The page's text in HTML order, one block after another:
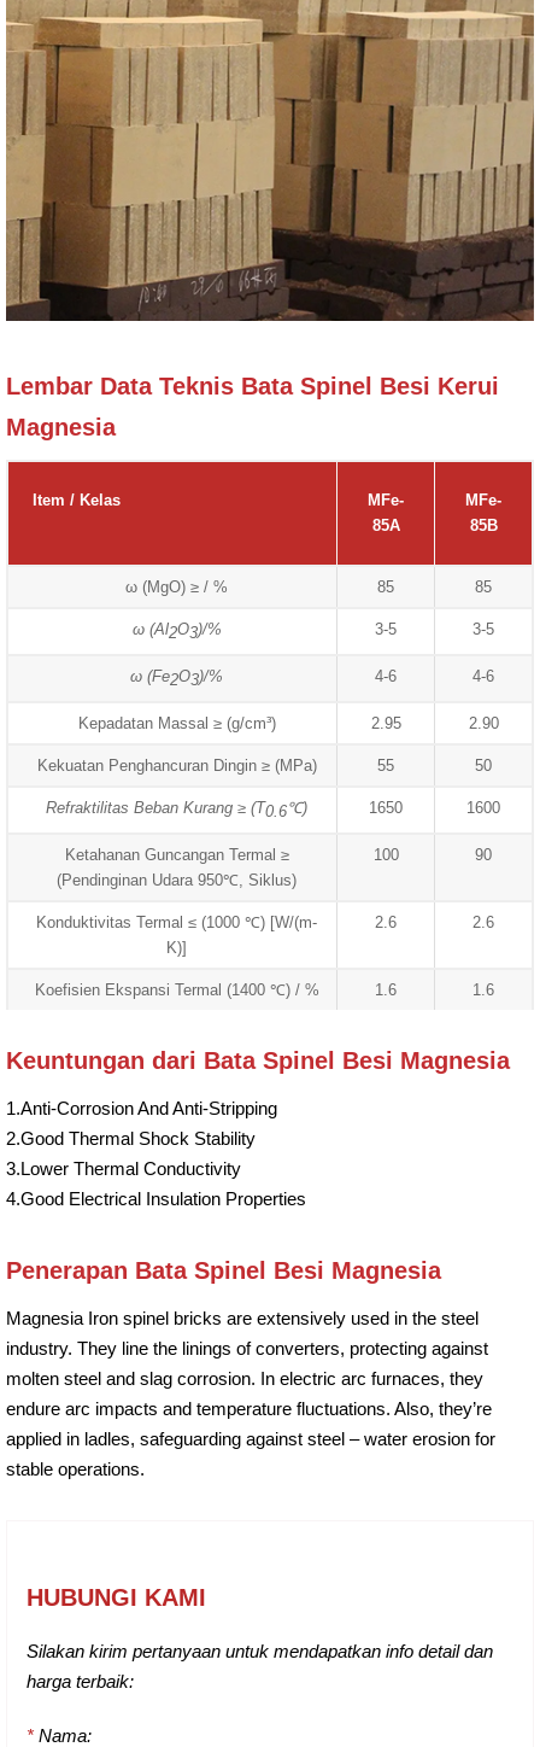
Lembar Data Teknis Bata Spinel Besi Kerui
Magnesia
Item / Kelas
MFe-
85A
MFe-
85B
ω (MgO) ≥ / % 85 85
ω (Al2O3)/% 3-5 3-5
ω (Fe2O3)/% 4-6 4-6
Kepadatan Massal ≥ (g/cm³) 2.95 2.90
Kekuatan Penghancuran Dingin ≥ (MPa) 55 50
Refraktilitas Beban Kurang ≥ (T0.6℃) 1650 1600
Ketahanan Guncangan Termal ≥
(Pendinginan Udara 950℃, Siklus)
100 90
Konduktivitas Termal ≤ (1000 ℃) [W/(m-
K)]
2.6 2.6
Koefisien Ekspansi Termal (1400 ℃) / % 1.6 1.6
Keuntungan dari Bata Spinel Besi Magnesia
1.Anti-Corrosion And Anti-Stripping
2.Good Thermal Shock Stability
3.Lower Thermal Conductivity
4.Good Electrical Insulation Properties
Penerapan Bata Spinel Besi Magnesia
Magnesia Iron spinel bricks are extensively used in the steel
industry. They line the linings of converters, protecting against
molten steel and slag corrosion. In electric arc furnaces, they
endure arc impacts and temperature fluctuations. Also, they’re
applied in ladles, safeguarding against steel – water erosion for
stable operations.
HUBUNGI KAMI
Silakan kirim pertanyaan untuk mendapatkan info detail dan
harga terbaik:
* Nama: